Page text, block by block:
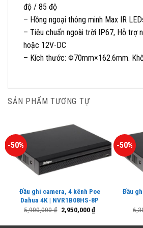
độ / 85 độ
– Hồng ngoại thông minh Max IR
– Tiêu chuẩn ngoài trời IP67, Hỗ trợ
hoặc 12V-DC
– Kích thước: Φ70mm×162.6mm.
SẢN PHẨM TƯƠNG TỰ
-50%
Đầu ghi camera, 4 kênh Poe
Dahua 4K | NVR1B08HS-8P
5,900,000₫ Giá
gốc
2,950,000₫Giá
hiện
-50%
Đầu